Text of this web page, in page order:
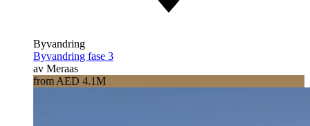
Byvandring
Byvandring fase 3
av Meraas
from AED 4.1M